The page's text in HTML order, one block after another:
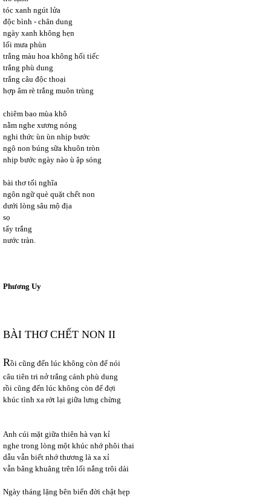
tóc xanh ngút lửa
độc bình - chân dung
ngày xanh không hẹn
lối mưa phùn
trắng màu hoa không hối tiếc
trắng phù dung
trắng câu độc thoại
hợp âm rè trắng muôn trùng
chiêm bao mùa khô
nằm nghe xương nóng
nghi thức ùn ùn nhịp bước
ngô non búng sữa khuôn tròn
nhịp bước ngày nào ù ập sóng
bài thơ tối nghĩa
ngôn ngữ què quặt chết non
dưới lòng sâu mộ địa
sọ
tẩy trắng
nước tràn.
Phương Uy
BÀI THƠ CHẾT NON II
Rồi cũng đến lúc không còn để nói
câu tiên tri nở trắng cánh phù dung
rồi cũng đến lúc không còn để đợi
khúc tình xa rớt lại giữa lưng chừng
Anh cúi mặt giữa thiên hà vạn kỉ
nghe trong lòng một khúc nhớ phôi thai
dẫu vẫn biết nhớ thương là xa xỉ
vẫn bâng khuâng trên lối nắng trôi dài
Ngày tháng lặng bên biển đời chật hẹp